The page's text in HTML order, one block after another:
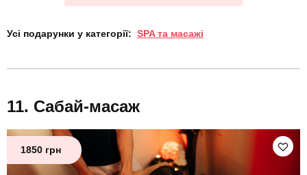
Усі подарунки у категорії: SPA та масажі
Сабай-масаж
1850 грн